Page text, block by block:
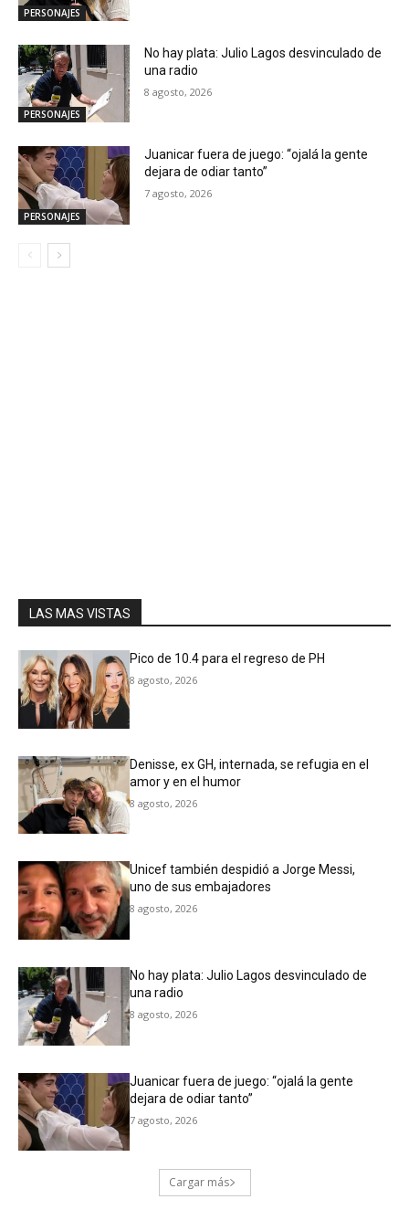
PERSONAJES
PERSONAJES
No hay plata: Julio Lagos desvinculado de
una radio
8 agosto, 2026
PERSONAJES
Juanicar fuera de juego: “ojalá la gente
dejara de odiar tanto”
7 agosto, 2026
LAS MAS VISTAS
Pico de 10.4 para el regreso de PH
8 agosto, 2026
Denisse, ex GH, internada, se refugia en el
amor y en el humor
8 agosto, 2026
Unicef también despidió a Jorge Messi,
uno de sus embajadores
8 agosto, 2026
No hay plata: Julio Lagos desvinculado de
una radio
8 agosto, 2026
Juanicar fuera de juego: “ojalá la gente
dejara de odiar tanto”
7 agosto, 2026
Cargar más